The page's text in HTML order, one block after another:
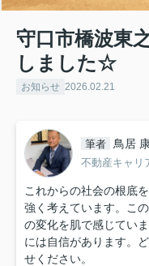
守口市橋波東
しました☆
お知らせ 2026.02.21
筆者 鳥居
不動産キャリ
これからの社会の根底
強く考えています。こ
の変化を肌で感じてい
には自信があります。
せください。